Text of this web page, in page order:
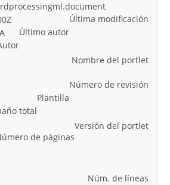
Última modificación
Último autor
Nombre del portlet
Número de revisión
Plantilla
total
Versión del portlet
de páginas
Núm. de líneas